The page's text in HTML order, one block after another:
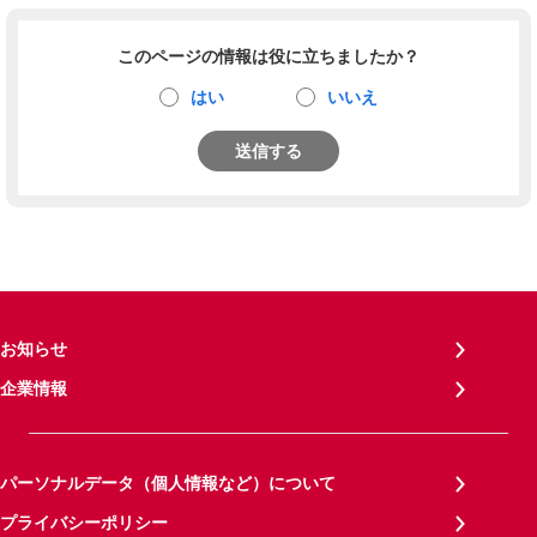
このページの情報は役に立ちましたか？
はい いいえ
送信する
お知らせ
企業情報
パーソナルデータ（個人情報など）について
プライバシーポリシー